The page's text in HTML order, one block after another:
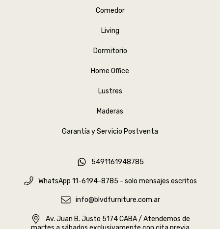
Comedor
Living
Dormitorio
Home Office
Lustres
Maderas
Garantía y Servicio Postventa
5491161948785
WhatsApp 11-6194-8785 - solo mensajes escritos
info@blvdfurniture.com.ar
Av. Juan B. Justo 5174 CABA / Atendemos de